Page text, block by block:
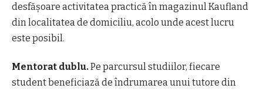
desfășoare activitatea practică în magazinul Kaufland
din localitatea de domiciliu, acolo unde acest lucru
este posibil.
Mentorat dublu.Pe parcursul studiilor, fiecare
student beneficiază de îndrumarea unui tutore din